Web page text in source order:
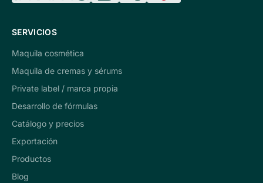
SERVICIOS
Maquila cosmética
Maquila de cremas y sérums
Private label / marca propia
Desarrollo de fórmulas
Catálogo y precios
Exportación
Productos
Blog